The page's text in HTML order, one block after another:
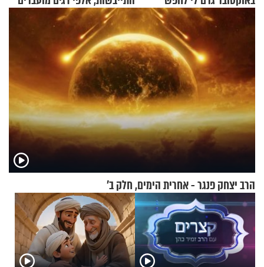
במבצעי חילוץ
הרב יצחק פנגר - אחרית הימים, חלק ב’